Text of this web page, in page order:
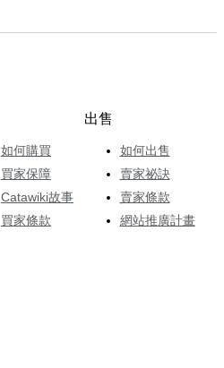
如何購買
買家保障
Catawiki故事
買家條款
出售
如何出售
賣家祕訣
賣家條款
網站推廣計畫